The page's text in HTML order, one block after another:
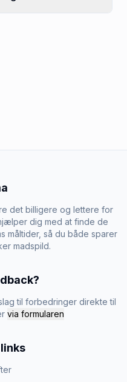
det billigere og lettere for
dig med at finde de
måltider, så du både sparer
madspild.
til forbedringer direkte til
via formularen